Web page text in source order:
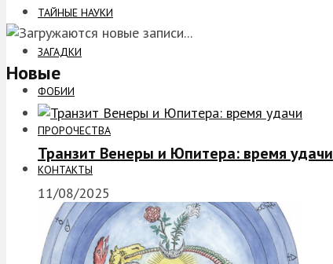
ТАЙНЫЕ НАУКИ
ЗАГАДКИ
ФОБИИ
ПРОРОЧЕСТВА
КОНТАКТЫ
Новые
Транзит Венеры и Юпитера: время удачи
11/08/2025